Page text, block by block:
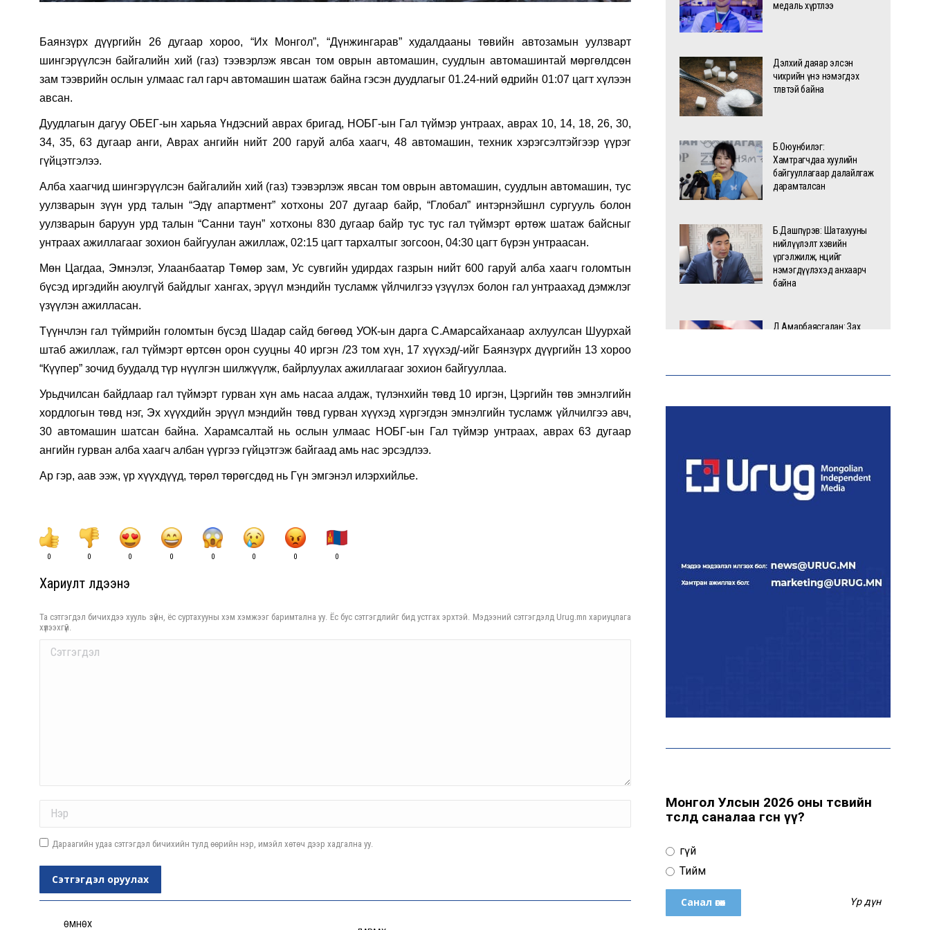
Баянзүрх дүүргийн 26 дугаар хороо, “Их Монгол”, “Дүнжингарав” худалдааны төвийн автозамын уулзварт
шингэрүүлсэн байгалийн хий (газ) тээвэрлэж явсан том оврын автомашин, суудлын автомашинтай мөргөлдсөн
зам тээврийн ослын улмаас гал гарч автомашин шатаж байна гэсэн дуудлагыг 01.24-ний өдрийн 01:07 цагт хүлээн
авсан.
Дуудлагын дагуу ОБЕГ-ын харьяа Үндэсний аврах бригад, НОБГ-ын Гал түймэр унтраах, аврах 10, 14, 18, 26, 30,
34, 35, 63 дугаар анги, Аврах ангийн нийт 200 гаруй алба хаагч, 48 автомашин, техник хэрэгсэлтэйгээр үүрэг
гүйцэтгэлээ.
Алба хаагчид шингэрүүлсэн байгалийн хий (газ) тээвэрлэж явсан том оврын автомашин, суудлын автомашин, тус
уулзварын зүүн урд талын “Эдү апартмент” хотхоны 207 дугаар байр, “Глобал” интэрнэйшнл сургууль болон
уулзварын баруун урд талын “Санни таун” хотхоны 830 дугаар байр тус тус гал түймэрт өртөж шатаж байсныг
унтраах ажиллагааг зохион байгуулан ажиллаж, 02:15 цагт тархалтыг зогсоон, 04:30 цагт бүрэн унтраасан.
Мөн Цагдаа, Эмнэлэг, Улаанбаатар Төмөр зам, Ус сувгийн удирдах газрын нийт 600 гаруй алба хаагч голомтын
бүсэд иргэдийн аюулгүй байдлыг хангах, эрүүл мэндийн тусламж үйлчилгээ үзүүлэх болон гал унтраахад дэмжлэг
үзүүлэн ажилласан.
Түүнчлэн гал түймрийн голомтын бүсэд Шадар сайд бөгөөд УОК-ын дарга С.Амарсайханаар ахлуулсан Шуурхай
штаб ажиллаж, гал түймэрт өртсөн орон сууцны 40 иргэн /23 том хүн, 17 хүүхэд/-ийг Баянзүрх дүүргийн 13 хороо
“Күүпер” зочид буудалд түр нүүлгэн шилжүүлж, байрлуулах ажиллагааг зохион байгууллаа.
Урьдчилсан байдлаар гал түймэрт гурван хүн амь насаа алдаж, түлэнхийн төвд 10 иргэн, Цэргийн төв эмнэлгийн
хордлогын төвд нэг, Эх хүүхдийн эрүүл мэндийн төвд гурван хүүхэд хүргэгдэн эмнэлгийн тусламж үйлчилгээ авч,
30 автомашин шатсан байна. Харамсалтай нь ослын улмаас НОБГ-ын Гал түймэр унтраах, аврах 63 дугаар
ангийн гурван алба хаагч албан үүргээ гүйцэтгэж байгаад амь нас эрсэдлээ.
Ар гэр, аав ээж, үр хүүхдүүд, төрөл төрөгсдөд нь Гүн эмгэнэл илэрхийлье.
0 0 0 0 0 0 0 0
Хариулт үлдээнэ үү
Та сэтгэгдэл бичихдээ хууль зүйн, ёс суртахууны хэм хэмжээг баримтална уу. Ёс бус сэтгэгдлийг бид устгах эрхтэй. Мэдээний сэтгэгдэлд Urug.mn хариуцлага
хүлээхгүй.
Comment
Дараагийн удаа сэтгэгдэл бичихийн тулд өөрийн нэр, имэйл хөтөч дээр хадгална уу.
Сэтгэгдэл оруулах
ӨМНӨХ
медаль хүртлээ
Дэлхий даяар элсэн
чихрийн үнэ нэмэгдэх
төлөвтэй байна
Б.Оюунбилэг:
Хамтрагчдаа хуулийн
байгууллагаар далайлгаж
дарамталсан
Б.Дашпүрэв: Шатахууны
нийлүүлэлт хэвийн
үргэлжилж, нөөцийг
нэмэгдүүлэхэд анхаарч
байна
Д.Амарбаясгалан: Зах
Голомт банк АНЭУ-ын
Эрчим хүчний сайд
Давхардсан
Монгол Улсын 2026 оны төсвийн
төсөлд саналаа өгсөн үү?
Үгүй
Тийм
Үр дүн